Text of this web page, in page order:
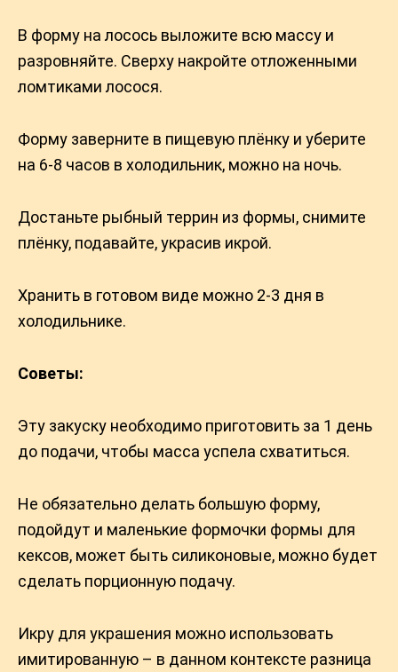
В форму на лосось выложите всю массу и
разровняйте. Сверху накройте отложенными
ломтиками лосося.
Форму заверните в пищевую плёнку и уберите
на 6-8 часов в холодильник, можно на ночь.
Достаньте рыбный террин из формы, снимите
плёнку, подавайте, украсив икрой.
Хранить в готовом виде можно 2-3 дня в
холодильнике.
Советы:
Эту закуску необходимо приготовить за 1 день
до подачи, чтобы масса успела схватиться.
Не обязательно делать большую форму,
подойдут и маленькие формочки формы для
кексов, может быть силиконовые, можно будет
сделать порционную подачу.
Икру для украшения можно использовать
имитированную – в данном контексте разница